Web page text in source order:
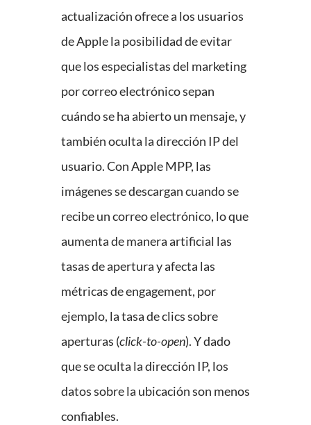
actualización ofrece a los usuarios
de Apple la posibilidad de evitar
que los especialistas del marketing
por correo electrónico sepan
cuándo se ha abierto un mensaje, y
también oculta la dirección IP del
usuario. Con Apple MPP, las
imágenes se descargan cuando se
recibe un correo electrónico, lo que
aumenta de manera artificial las
tasas de apertura y afecta las
métricas de engagement, por
ejemplo, la tasa de clics sobre
aperturas (click-to-open). Y dado
que se oculta la dirección IP, los
datos sobre la ubicación son menos
confiables.